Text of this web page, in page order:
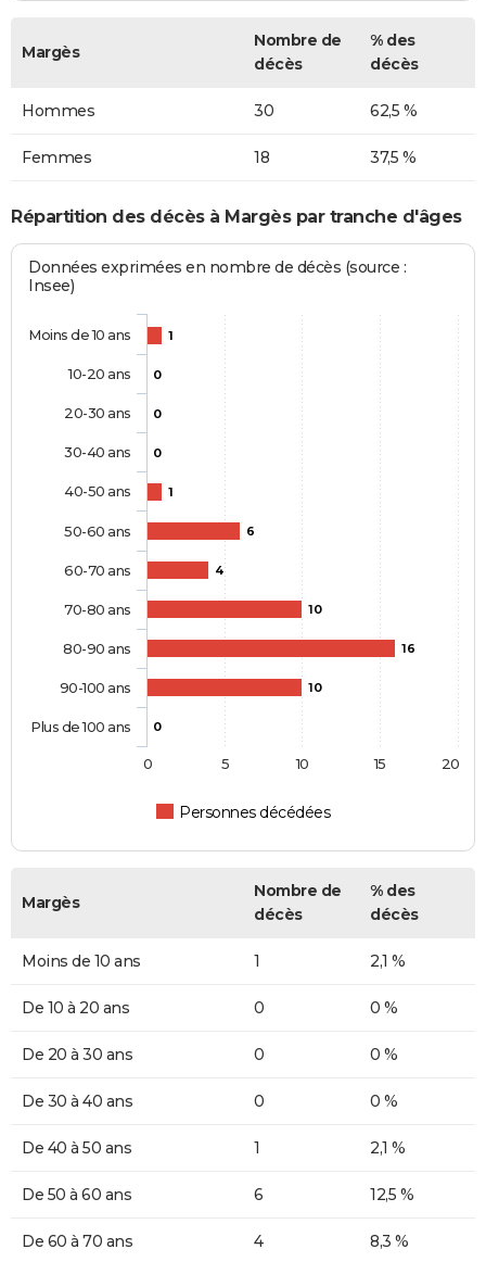
Margès
Nombre de
décès
% des
décès
Hommes 30 62,5 %
Femmes 18 37,5 %
Répartition des décès à Margès par tranche d'âges
Données exprimées en nombre de décès (source :
Insee)
1
0
0
0
1
6
4
10
16
10
0
Personnes décédées
Moins de 10 ans
10-20 ans
20-30 ans
30-40 ans
40-50 ans
50-60 ans
60-70 ans
70-80 ans
80-90 ans
90-100 ans
Plus de 100 ans
0 5 10 15 20
Margès
Nombre de
décès
% des
décès
Moins de 10 ans 1 2,1 %
De 10 à 20 ans 0 0 %
De 20 à 30 ans 0 0 %
De 30 à 40 ans 0 0 %
De 40 à 50 ans 1 2,1 %
De 50 à 60 ans 6 12,5 %
De 60 à 70 ans 4 8,3 %